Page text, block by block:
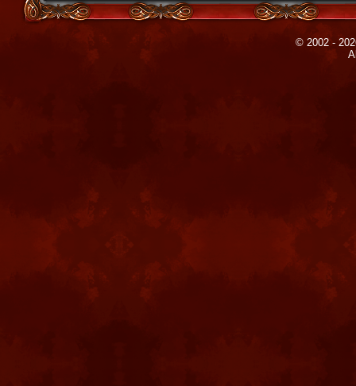
© 2002 -